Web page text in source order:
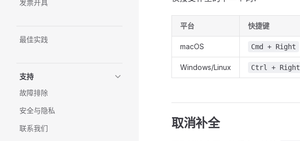
发票开具
最佳实践
支持
故障排除
安全与隐私
联系我们
平台 快捷键
macOS Cmd + Right
Windows/Linux Ctrl + Right
取消补全